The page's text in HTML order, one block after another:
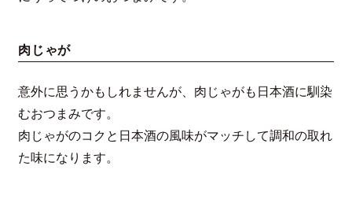
肉じゃが
意外に思うかもしれませんが、肉じゃがも日本酒に馴染
むおつまみです。
肉じゃがのコクと日本酒の風味がマッチして調和の取れ
た味になります。